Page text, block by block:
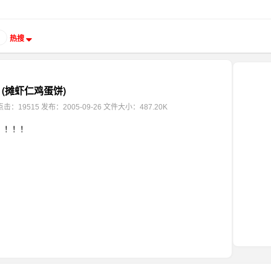
热搜
摊虾仁鸡蛋饼)
击：19515 发布：2005-09-26 文件大小：487.20K
！！